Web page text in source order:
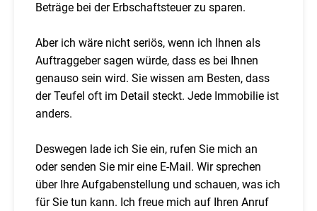
Beträge bei der Erbschaftsteuer zu sparen.
Aber ich wäre nicht seriös, wenn ich Ihnen als
Auftraggeber sagen würde, dass es bei Ihnen
genauso sein wird. Sie wissen am Besten, dass
der Teufel oft im Detail steckt. Jede Immobilie ist
anders.
Deswegen lade ich Sie ein, rufen Sie mich an
oder senden Sie mir eine E-Mail. Wir sprechen
über Ihre Aufgabenstellung und schauen, was ich
für Sie tun kann. Ich freue mich auf Ihren Anruf